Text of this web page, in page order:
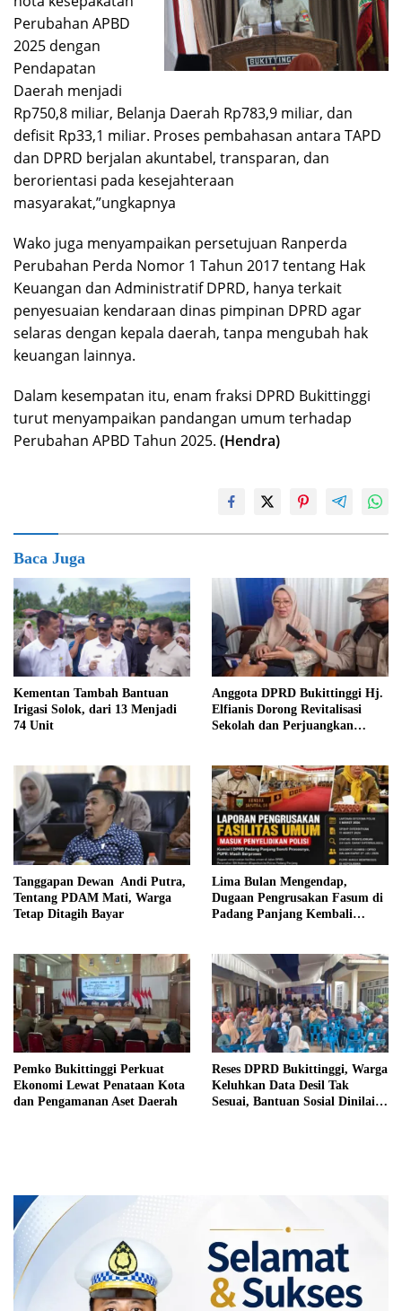
Perubahan APBD
2025 dengan
Pendapatan
Daerah menjadi
Rp750,8 miliar, Belanja Daerah Rp783,9 miliar, dan
defisit Rp33,1 miliar. Proses pembahasan antara TAPD
dan DPRD berjalan akuntabel, transparan, dan
berorientasi pada kesejahteraan
masyarakat,”ungkapnya
Wako juga menyampaikan persetujuan Ranperda
Perubahan Perda Nomor 1 Tahun 2017 tentang Hak
Keuangan dan Administratif DPRD, hanya terkait
penyesuaian kendaraan dinas pimpinan DPRD agar
selaras dengan kepala daerah, tanpa mengubah hak
keuangan lainnya.
Dalam kesempatan itu, enam fraksi DPRD Bukittinggi
turut menyampaikan pandangan umum terhadap
Perubahan APBD Tahun 2025. (Hendra)
Baca Juga
Kementan Tambah Bantuan
Irigasi Solok, dari 13 Menjadi
74 Unit
Anggota DPRD Bukittinggi Hj.
Elfianis Dorong Revitalisasi
Sekolah dan Perjuangkan
Tanggapan Dewan Andi Putra,
Tentang PDAM Mati, Warga
Tetap Ditagih Bayar
Lima Bulan Mengendap,
Dugaan Pengrusakan Fasum di
Padang Panjang Kembali
Pemko Bukittinggi Perkuat
Ekonomi Lewat Penataan Kota
dan Pengamanan Aset Daerah
Reses DPRD Bukittinggi, Warga
Keluhkan Data Desil Tak
Sesuai, Bantuan Sosial Dinilai